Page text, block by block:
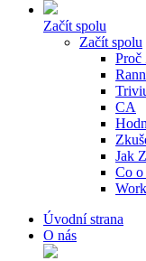
Začít spolu
Začít spolu
Proč
CA
Jak
Co o
Úvodní strana
O nás